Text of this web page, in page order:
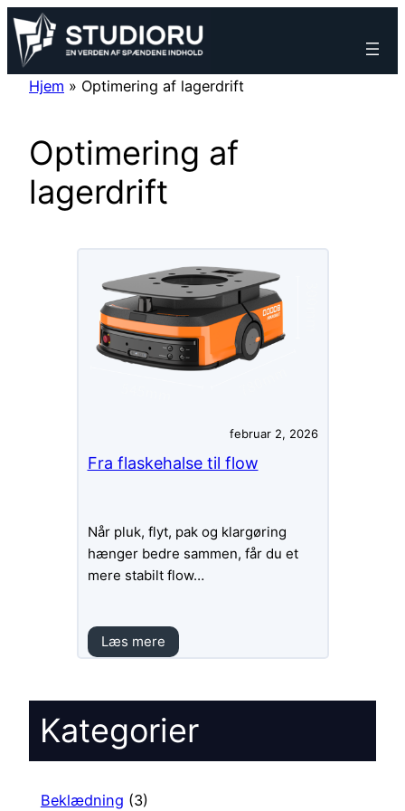
Spring
til
indhold
Hjem » Optimering af lagerdrift
Kategorier
Beklædning (3)
Optimering af
lagerdrift
februar 2, 2026
Fra flaskehalse til flow
Når pluk, flyt, pak og klargøring
hænger bedre sammen, får du et
mere stabilt flow…
Læs mere